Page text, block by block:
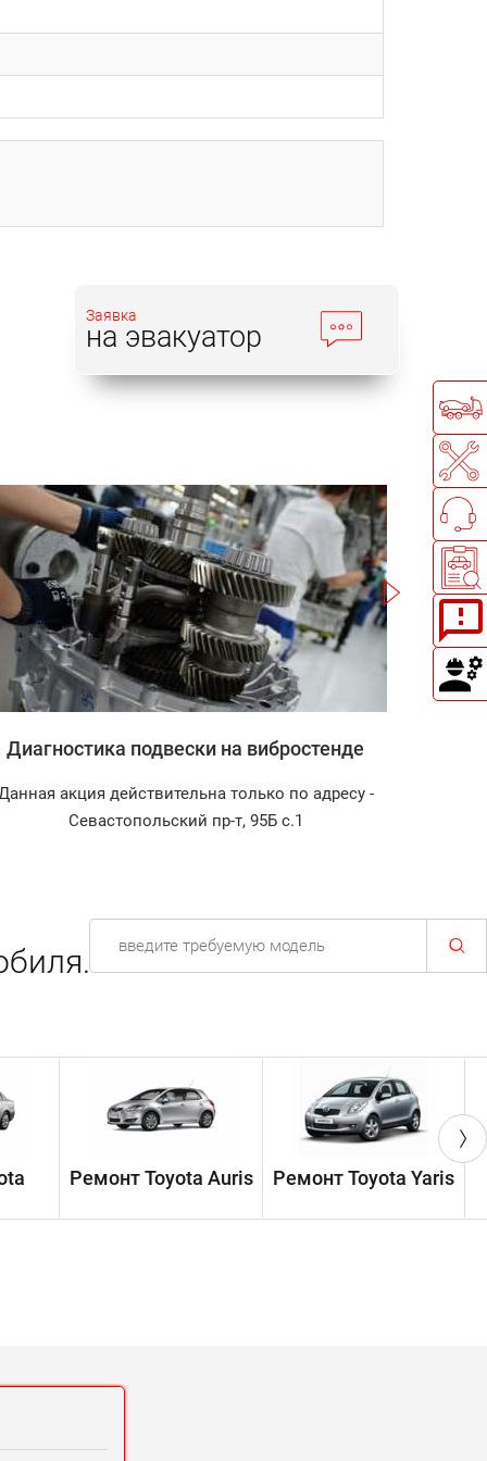
Заявка
на эвакуатор
Записаться
Диагностика подвески на вибростенде
акция действительна только по адресу -
Севастопольский пр-т, 95Б с.1
Ремонт Toyota Auris Ремонт Toyota Yaris